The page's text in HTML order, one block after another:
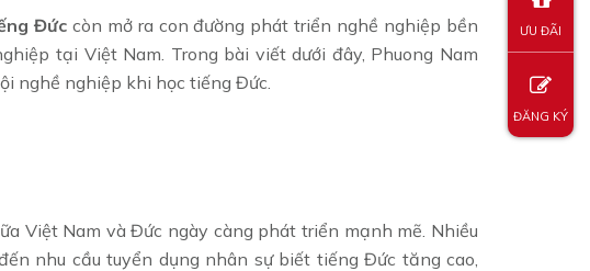
Đứccòn mở ra con đường phát triển nghề nghiệp bền
tại Việt Nam. Trong bài viết dưới đây, Phuong Nam
nghề nghiệp khi học tiếng Đức.
Việt Nam và Đức ngày càng phát triển mạnh mẽ. Nhiều
nhu cầu tuyển dụng nhân sự biết tiếng Đức tăng cao,
ƯU ĐÃI
ĐĂNG KÝ